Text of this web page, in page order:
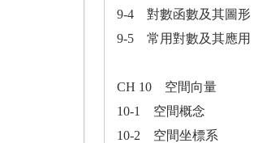
9-4 對數函數及其圖形
9-5 常用對數及其應用
CH 10 空間向量
10-1 空間概念
10-2 空間坐標系